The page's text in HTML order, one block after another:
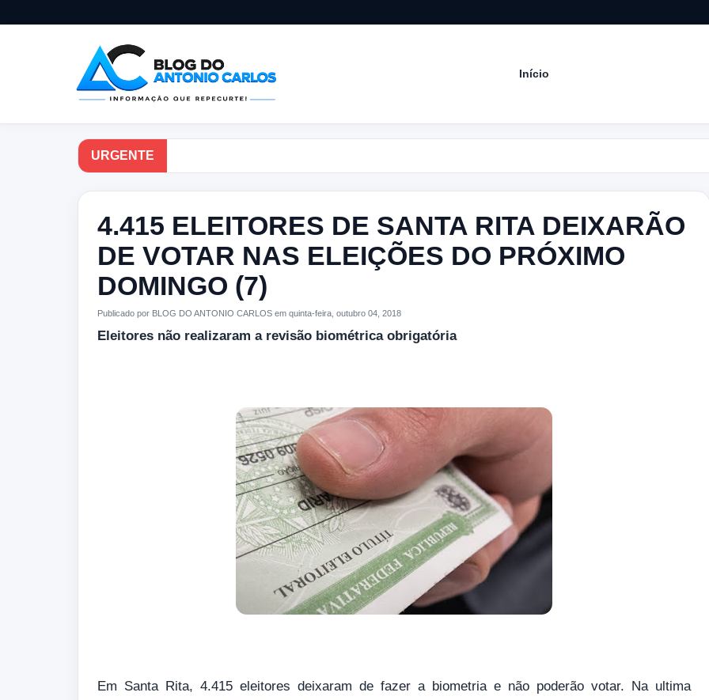
Início
URGENTE
4.415 ELEITORES DE SANTA RITA DEIXARÃO
DE VOTAR NAS ELEIÇÕES DO PRÓXIMO
DOMINGO (7)
Publicado por BLOG DO ANTONIO CARLOS em quinta-feira, outubro 04, 2018
Eleitores não realizaram a revisão biométrica obrigatória
Em Santa Rita, 4.415 eleitores deixaram de fazer a biometria e não poderão votar. Na ultima